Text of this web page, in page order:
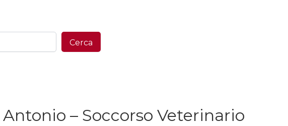
Cerca
– Soccorso Veterinario